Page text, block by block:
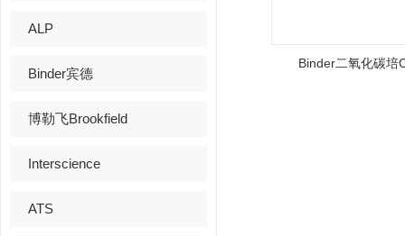
ALP
Binder宾德
博勒飞Brookfield
Interscience
ATS
Binder二氧化碳培